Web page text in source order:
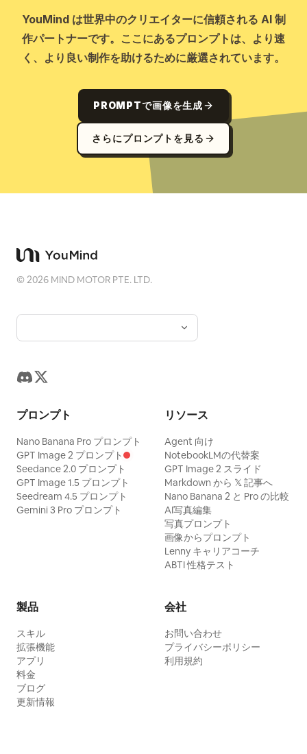
YouMind は世界中のクリエイターに信頼される AI 制
作パートナーです。ここにあるプロンプトは、より速
く、より良い制作を助けるために厳選されています。
PROMPTで画像を生成
さらにプロンプトを見る
©2026 MIND MOTOR PTE. LTD.
プロンプト
Nano Banana Pro プロンプト
GPT Image 2 プロンプト
Seedance 2.0 プロンプト
GPT Image 1.5 プロンプト
Seedream 4.5 プロンプト
Gemini 3 Pro プロンプト
リソース
Agent 向け
NotebookLMの代替案
GPT Image 2 スライド
Markdown から 𝕏 記事へ
Nano Banana 2 と Pro の比較
AI写真編集
写真プロンプト
画像からプロンプト
Lenny キャリアコーチ
ABTI 性格テスト
製品
スキル
拡張機能
アプリ
料金
ブログ
更新情報
会社
お問い合わせ
プライバシーポリシー
利用規約